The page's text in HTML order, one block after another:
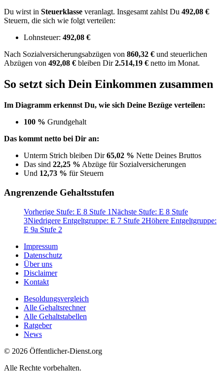
Du wirst in Steuerklasse veranlagt. Insgesamt zahlst Du 492,08 €
Steuern, die sich wie folgt verteilen:
Lohnsteuer: 492,08 €
Nach Sozialversicherungsabzügen von 860,32 € und steuerlichen
Abzügen von 492,08 € bleiben Dir2.514,19 € netto im Monat.
So setzt sich Dein Einkommen zusammen
Im Diagramm erkennst Du, wie sich Deine Bezüge verteilen:
100 % Grundgehalt
Das kommt netto bei Dir an:
Unterm Strich bleiben Dir65,02 % Nette Deines Bruttos
Das sind 22,25 % Abzüge für Sozialversicherungen
Und 12,73 % für Steuern
Angrenzende Gehaltsstufen
Vorherige Stufe: E 8 Stufe 1Nächste Stufe: E 8 Stufe
3Niedrigere Entgeltgruppe: E 7 Stufe 2Höhere Entgeltgruppe:
E 9a Stufe 2
Impressum
Datenschutz
Über uns
Disclaimer
Kontakt
Besoldungsvergleich
Alle Gehaltsrechner
Alle Gehaltstabellen
Ratgeber
News
© 2026 Öffentlicher-Dienst.org
Alle Rechte vorbehalten.